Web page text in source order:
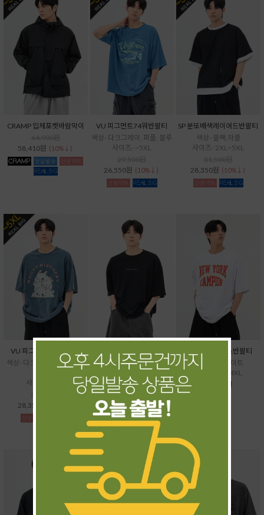
CRAMP 입체포켓바람막이
58,410원 (10%↓)
VU 피그먼트74워반팔티
색상- 다크그레이, 퍼플, 블루
사이즈- ~5XL
26,550원 (10%↓)
SP 분또배색레이어드반팔티
색상- 블랙,챠콜
사이즈- 2XL~5XL
28,350원 (10%↓)
VU 피그토끼케익반팔티
색상- 다크그레이,베이지,블
사이즈- ~5XL
28,350원
색상- 블랙,화이트
사이즈- ~4XL
31,500원
HI 뉴욕16수박스반팔티
색상- 블랙,화이트
사이즈- XL~4XL
37,500원